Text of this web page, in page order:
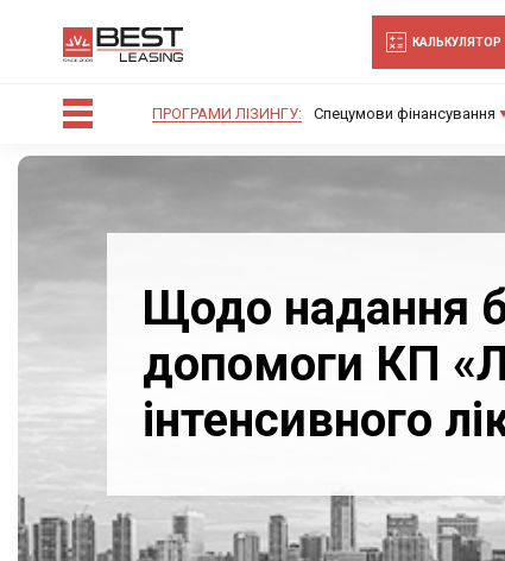
КАЛЬКУЛЯТОР
ПРОГРАМИ ЛІЗИНГУ: Спецумови фінансування
Щодо надання
допомоги КП
інтенсивного